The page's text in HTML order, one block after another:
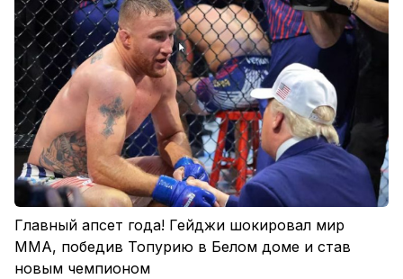
Главный апсет года! Гейджи шокировал мир
ММА, победив Топурию в Белом доме и став
новым чемпионом